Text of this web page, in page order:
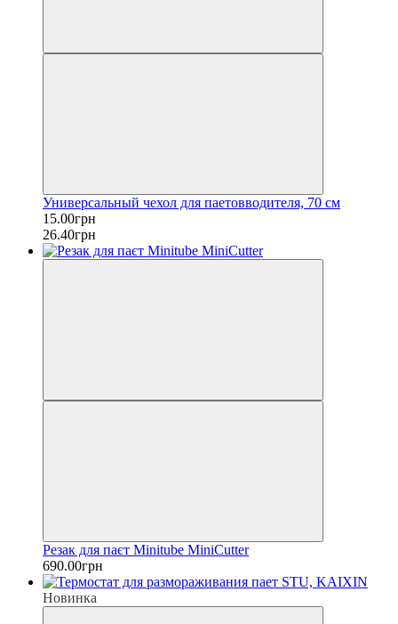
Универсальный чехол для паетовводителя, 70 см
15.00грн
26.40грн
Резак для паєт Minitube MiniCutter
690.00грн
Новинка